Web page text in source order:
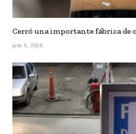
Cerró una importante fábrica de
julio 5, 2026